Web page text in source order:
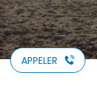
APPELER